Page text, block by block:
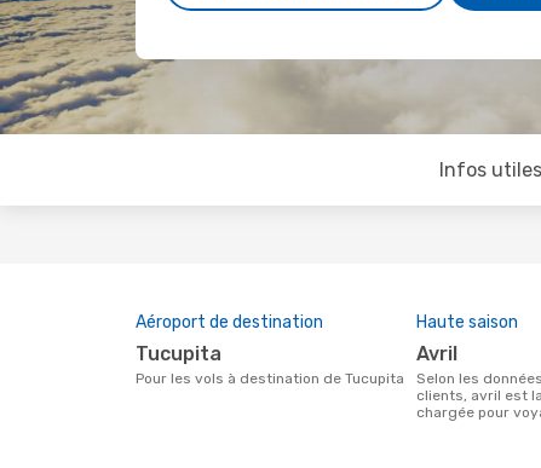
Infos utiles
Aéroport de destination
Tucupita
Pour les vols à destination de Tucupita
Haute saison
avril
Selon les données de recherche de nos
clients, avril est
chargée pour